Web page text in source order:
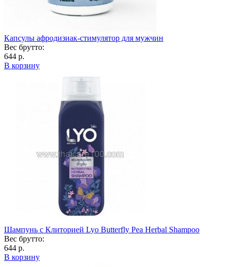
Капсулы афродизиак-стимулятор для мужчин
Вес брутто:
644 р.
В корзину
Шампунь с Клиторией Lyo Butterfly Pea Herbal Shampoo
Вес брутто:
644 р.
В корзину